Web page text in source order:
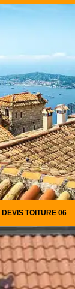
DEVIS TOITURE 06